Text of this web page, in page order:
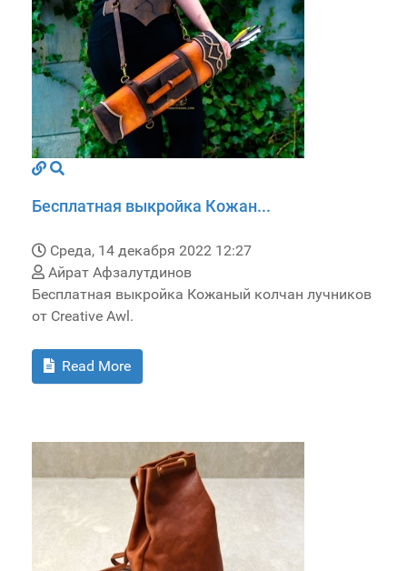
Бесплатная выкройка Кожан...
Среда, 14 декабря 2022 12:27
Айрат Афзалутдинов
Бесплатная выкройка Кожаный колчан лучников
от Creative Awl.
Read More